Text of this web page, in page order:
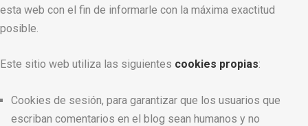
esta web con el fin de informarle con la máxima exactitud
posible.
Este sitio web utiliza las siguientes cookies propias:
Cookies de sesión, para garantizar que los usuarios que
escriban comentarios en el blog sean humanos y no